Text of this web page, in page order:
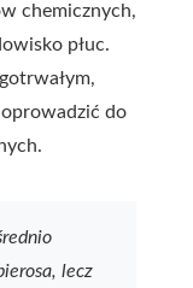
chemicznych,
płuc.
do
lecz